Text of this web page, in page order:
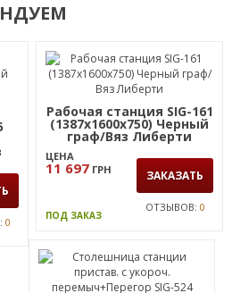
0
Рабочая станция SIG-161
(1387х1600х750) Черный
граф/Вяз Либерти
ЦЕНА
11 697 ГРН ЗАКАЗАТЬ
ПОД ЗАКАЗ
ОТЗЫВОВ: 0